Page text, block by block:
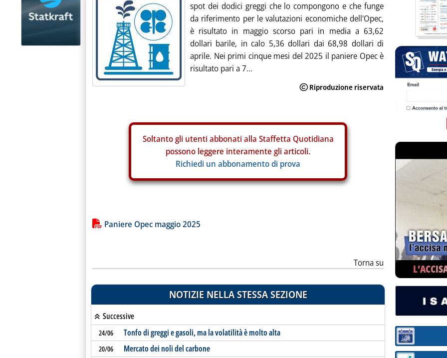
spot dei dodici greggi che lo compongono e che funge
da riferimento per le valutazioni economiche dell'Opec,
è risultato in maggio scorso pari in media a 63,62
dollari barile, in calo 5,36 dollari dai 68,98 dollari di
aprile. Nei primi cinque mesi del 2025 il paniere Opec è
risultato pari a 7...
Soltanto gli utenti abbonati alla Staffetta Quotidiana
possono leggere interamente gli articoli.
Richiedi un abbonamento di prova
Lista allegati PDF alla notizia
Paniere Opec maggio 2025
Torna su
NOTIZIE NELLA STESSA SEZIONE
Successive
24/06 Tonfo di greggi e gasoli, ma la volatilità è molto alta
20/06 Mercato dei noli del carbone
Sezione: